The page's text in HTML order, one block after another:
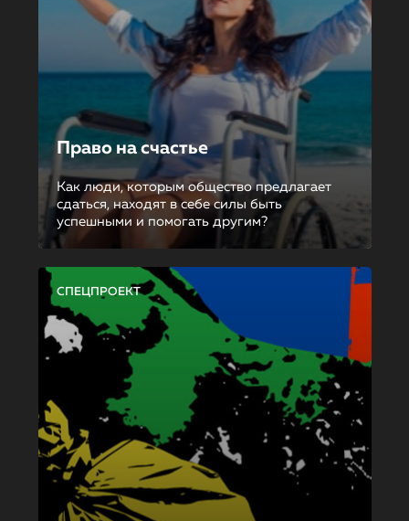
Право на счастье
Как люди, которым общество предлагает
сдаться, находят в себе силы быть
успешными и помогать другим?
СПЕЦПРОЕКТ